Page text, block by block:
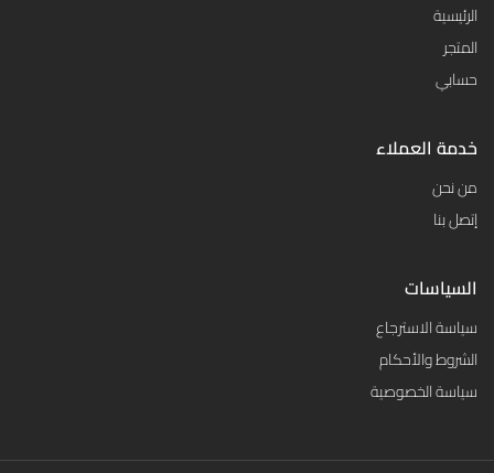
الرئيسية
المتجر
حسابي
خدمة العملاء
من نحن
إتصل بنا
السياسات
سياسة الاسترجاع
الشروط والأحكام
سياسة الخصوصية